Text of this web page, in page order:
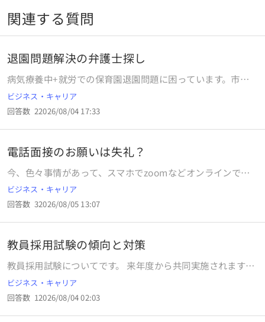
関連する質問
退園問題解決の弁護士探し
病気療養中+就労での保育園退園問題に困っています。市は
病気療養中で登園不可能な状態を、自動退園で退園させて、
正式な2号認定の権利を保持しているにも関わらず、1号認定
へと権利さえも剥奪して、子供の教育と自立の道を妨げよう
と、退園保留の申請書さえ、受理していただけていない状況
う言うなら仕方ないですね」となだめてくるような弁護士は
避け、「それは行政手続法・社会福祉法上明らかに違法です
ね」と即座に見抜いてくれる優秀な弁護士先生がいらっしゃ
る弁護士事務所をご存知の方、どうかご教示を宜しくお願い
致します。
ビジネス・キャリア
回答数 22026/08/04 17:33
電話面接のお願いは失礼？
今、色々事情があって、スマホでzoomなどオンラインでや
り取りができません。 遠方に転職希望なのでオンライン面接
は必須になってくるかと思いますが、一次面接は電話にして
もらえないか聞くのは失礼でしょうか？ 毎回対面だと交通費
がかなりかかるので電話面接にしてもらえる印象悪くならな
ビジネス・キャリア
回答数 32026/08/05 13:07
教員採用試験の傾向と対策
教員採用試験についてです。 来年度から共同実施されます
が、これまでの自治体ごとの過去問や問題の傾向はあまり参
考にしない方がよいのですか？ また、一般教養が10問程度
出題されるということで、優先するべき科目・内容或いは捨
てた方が良い科目・内容があったら教えてください。
ビジネス・キャリア
回答数 12026/08/04 02:03